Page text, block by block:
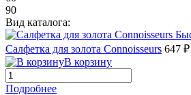
90
Вид каталога:
Салфетка для золота Connoisseurs 647 ₽
В корзину
Подробнее